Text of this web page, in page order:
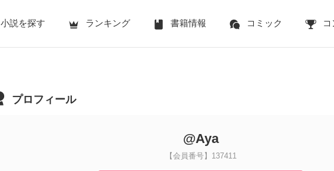
小説を探す ランキング 書籍情報 コミック コ
プロフィール
@Aya
【会員番号】137411